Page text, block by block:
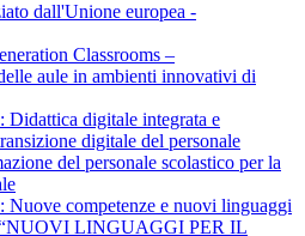
dall'Unione europea -
Classrooms –
aule in ambienti innovativi di
Didattica digitale integrata e
digitale del personale
del personale scolastico per la
Nuove competenze e nuovi linguaggi
“NUOVI LINGUAGGI PER IL